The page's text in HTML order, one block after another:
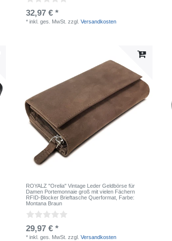
32,97 € *
*inkl. ges. MwSt. zzgl.Versandkosten
ROYALZ "Orelia" Vintage Leder Geldbörse für
Damen Portemonnaie groß mit vielen Fächern
RFID-Blocker Brieftasche Querformat , Farbe:
Montana Braun
29,97 € *
*inkl. ges. MwSt. zzgl.Versandkosten